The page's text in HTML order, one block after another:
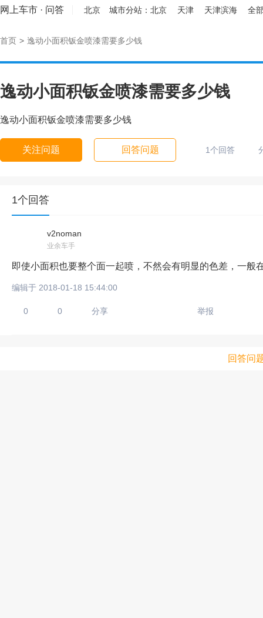
网上车市 · 问答 北京 城市分站： 北京 天津 天津滨海 全
首页 > 逸动小面积钣金喷漆需要多少钱
逸动小面积钣金喷漆需要多少钱
逸动小面积钣金喷漆需要多少钱
关注问题 回答问题 1个回答
1个回答
v2noman
业余车手
即使小面积也要整个面一起喷，不然会有明显的色差，一般
编辑于 2018-01-18 15:44:00
0 0 分享 举报
回答问